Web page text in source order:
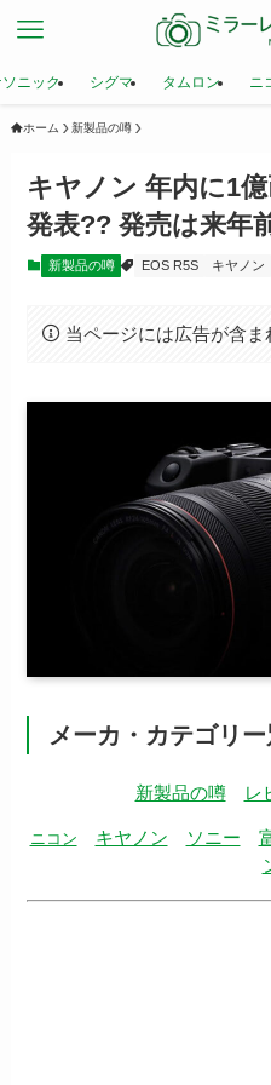
ニック シグマ タムロン ニ
ホーム 新製品の噂
キヤノン 年内に1
発表?? 発売は来年
新製品の噂 EOS R5S キヤノン
当ページには広告が含ま
メーカ・カテゴリ
新製品の噂 レ
ニコン キヤノン ソニー